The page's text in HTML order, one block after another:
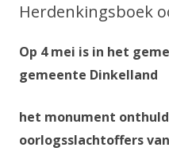
Herdenkingsboek
Op 4 mei is in het
gemeente Dinkelland
het monument
oorlogsslachtoffers